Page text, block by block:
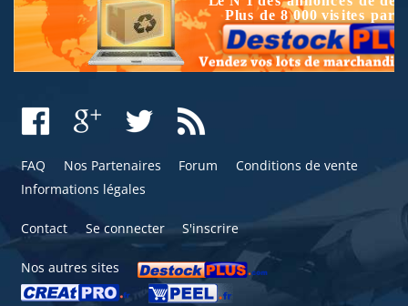
FAQ Nos Partenaires Forum
Conditions de vente
Informations légales
Contact Se connecter S'inscrire
Nos autres sites